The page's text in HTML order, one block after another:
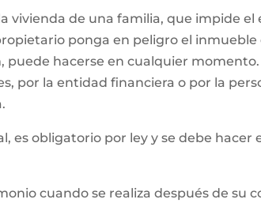
vivienda de una familia, que impide
ponga en peligro el
puede hacerse en cualquier
por la entidad financiera o por la
es obligatorio por ley y se debe
cuando se realiza después de su